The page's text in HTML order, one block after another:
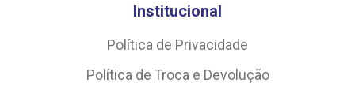
Institucional
Política de Privacidade
Política de Troca e Devolução